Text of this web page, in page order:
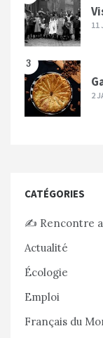
11
3
2
CATÉGORIES
✍️ Rencontre
Actualité
Écologie
Emploi
Français du